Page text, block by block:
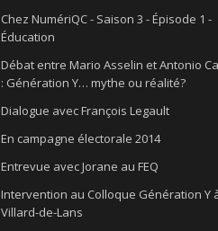
Chez NumériQC - Saison 3 - Épisode 1 -
Éducation
Débat entre Mario Asselin et Antonio
: Génération Y… mythe ou réalité?
Dialogue avec François Legault
En campagne électorale 2014
Entrevue avec Jorane au FEQ
Intervention au Colloque Génération Y
Villard-de-Lans